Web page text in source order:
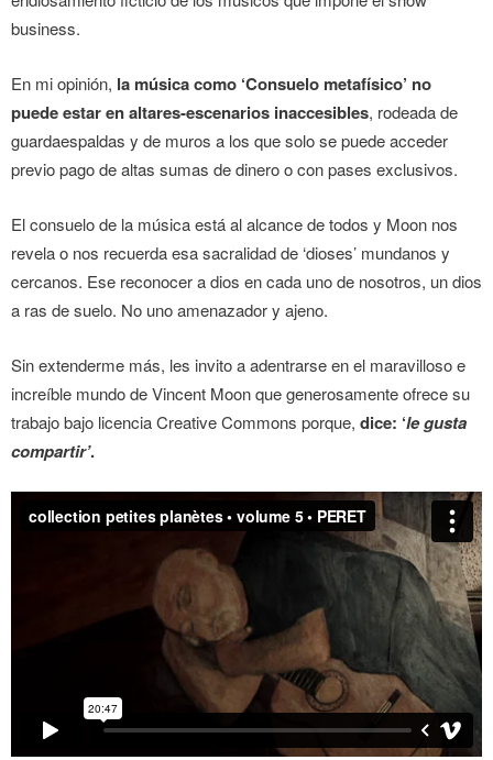
business.
En mi opinión, la música como ‘Consuelo metafísico’ no
puede estar en altares-escenarios inaccesibles, rodeada de
guardaespaldas y de muros a los que solo se puede acceder
previo pago de altas sumas de dinero o con pases exclusivos.
El consuelo de la música está al alcance de todos y Moon nos
revela o nos recuerda esa sacralidad de ‘dioses’ mundanos y
cercanos. Ese reconocer a dios en cada uno de nosotros, un dios
a ras de suelo. No uno amenazador y ajeno.
Sin extenderme más, les invito a adentrarse en el maravilloso e
increíble mundo de Vincent Moon que generosamente ofrece su
trabajo bajo licencia Creative Commons porque, dice: ‘le gusta
compartir’.